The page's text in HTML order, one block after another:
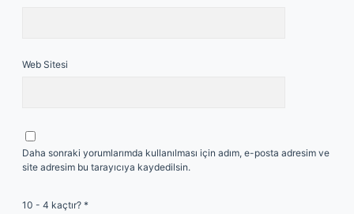
Web Sitesi
Daha sonraki yorumlarımda kullanılması için adım, e-posta adresim ve
site adresim bu tarayıcıya kaydedilsin.
10 - 4 kaçtır? *